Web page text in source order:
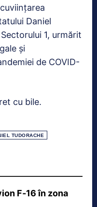
Daniel
1, urmărit
şi
de COVID-
cu bile.
TUDORACHE
F‑16 în zona